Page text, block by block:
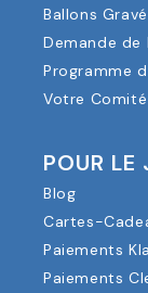
Ballons
Demande de
Programme
Votre
POUR LE
Blog
Cartes-
Paiements
Paiements